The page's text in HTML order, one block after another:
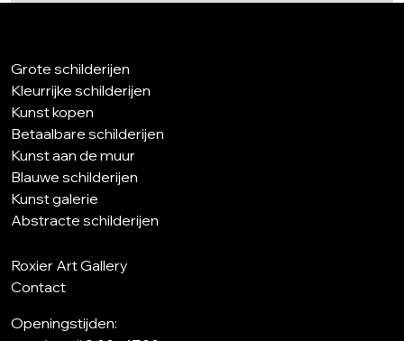
Grote schilderijen
Kleurrijke schilderijen
Kunst kopen
Betaalbare schilderijen
Kunst aan de muur
Blauwe schilderijen
Kunst galerie
Abstracte schilderijen
Roxier Art Gallery
Contact
Openingstijden: